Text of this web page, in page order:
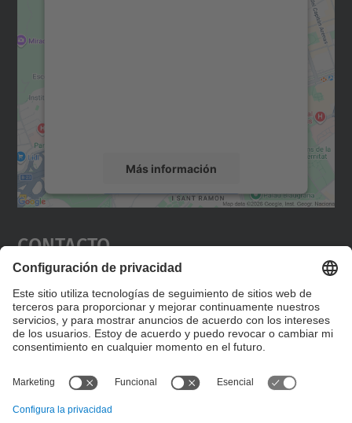
Más información
Aceptar
powered by
Contacto
Editad en la página "Contacto personalizado", que
encontraréis en la raíz de español, vuestros datos
personalizados de contacto.
Formulario de contacto